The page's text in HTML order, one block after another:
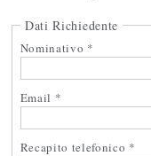
Dati Richiedente
Nominativo *
Email *
Recapito telefonico *